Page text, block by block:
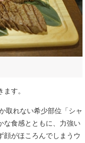
す。
取れない希少部位「シャ
な食感とともに、力強い
顔がほころんでしまうウ